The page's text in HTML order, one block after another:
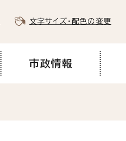
文字サイズ・配色の変更
市政情報